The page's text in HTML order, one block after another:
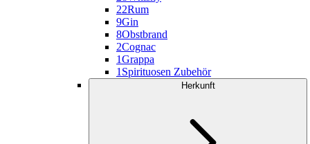
22Rum
9Gin
8Obstbrand
2Cognac
1Grappa
1 Spirituosen Zubehör
Herkunft